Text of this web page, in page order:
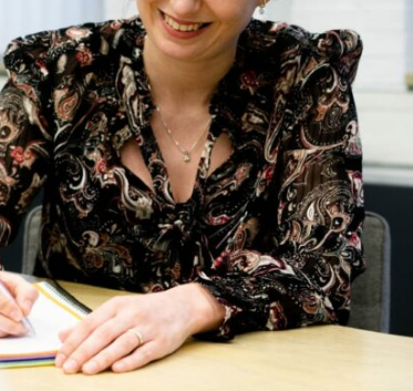
Over ons
Studenten
Nieuws
Werkgevers
Contact